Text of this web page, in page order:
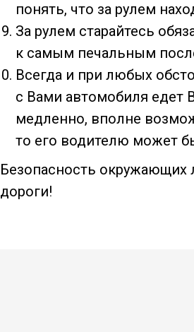
понять, что за рулем
За рулем старайтесь
к самым печальным
Всегда и при любых
с Вами автомобиля едет
медленно, вполне
то его водителю может
Безопасность окружающих
дороги!